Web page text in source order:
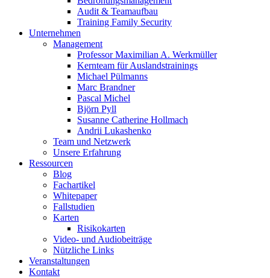
Audit & Teamaufbau
Training Family Security
Unternehmen
Management
Professor Maximilian A. Werkmüller
Kernteam für Auslandstrainings
Michael Pülmanns
Marc Brandner
Pascal Michel
Björn Pyll
Susanne Catherine Hollmach
Andrii Lukashenko
Team und Netzwerk
Unsere Erfahrung
Ressourcen
Blog
Fachartikel
Whitepaper
Fallstudien
Karten
Risikokarten
Video- und Audiobeiträge
Nützliche Links
Veranstaltungen
Kontakt